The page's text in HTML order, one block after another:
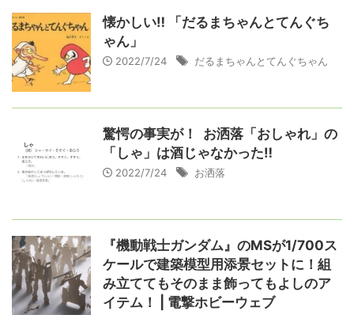
懐かしい‼️ 「だるまちゃんとてんぐち
ゃん」
2022/7/24 だるまちゃんとてんぐちゃん
驚愕の事実が！ お洒落「おしゃれ」の
「しゃ」は酒じゃなかった‼️
2022/7/24 お洒落
『機動戦士ガンダム』のMSが1/700ス
ケールで建築模型用添景セットに！組
み立ててもそのまま飾ってもよしのア
イテム！ | 電撃ホビーウェブ